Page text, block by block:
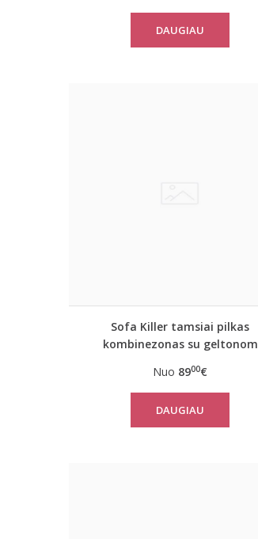
DAUGIAU
Sofa Killer tamsiai pilkas
kombinezonas su geltonom
Nuo 8900€
DAUGIAU